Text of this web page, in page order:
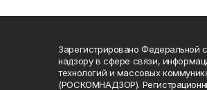
Зарегистрировано Федеральной
надзору в сфере связи,
технологий и массовых
(РОСКОМНАДЗОР).